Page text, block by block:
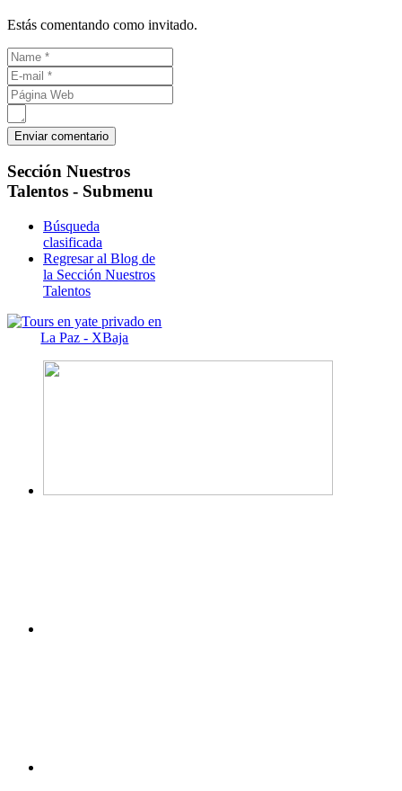
Estás comentando como invitado.
Sección Nuestros
Talentos - Submenu
Búsqueda
clasificada
Regresar al Blog de
la Sección Nuestros
Talentos